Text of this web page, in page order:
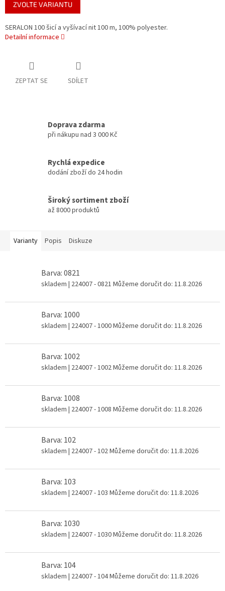
ZVOLTE VARIANTU
SERALON 100 šicí a vyšívací nit 100 m, 100% polyester.
Detailní informace
ZEPTAT SE SDÍLET
Doprava zdarma
při nákupu nad 3 000 Kč
Rychlá expedice
dodání zboží do 24 hodin
Široký sortiment zboží
až 8000 produktů
Varianty Popis Diskuze
Barva: 0821
skladem | 224007 - 0821 Můžeme doručit do: 11.8.2026
Barva: 1000
skladem | 224007 - 1000Můžeme doručit do: 11.8.2026
Barva: 1002
skladem | 224007 - 1002Můžeme doručit do: 11.8.2026
Barva: 1008
skladem | 224007 - 1008 Můžeme doručit do: 11.8.2026
Barva: 102
skladem | 224007 - 102Můžeme doručit do: 11.8.2026
Barva: 103
skladem | 224007 - 103 Můžeme doručit do: 11.8.2026
Barva: 1030
skladem | 224007 - 1030Můžeme doručit do: 11.8.2026
Barva: 104
skladem | 224007 - 104Můžeme doručit do: 11.8.2026